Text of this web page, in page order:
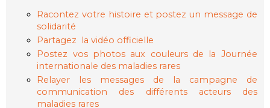
Racontez votre histoire et postez un message de
solidarité
Partagez la vidéo officielle
Postez vos photos aux couleurs de la Journée
internationale des maladies rares
Relayer les messages de la campagne de
communication des différents acteurs des
maladies rares